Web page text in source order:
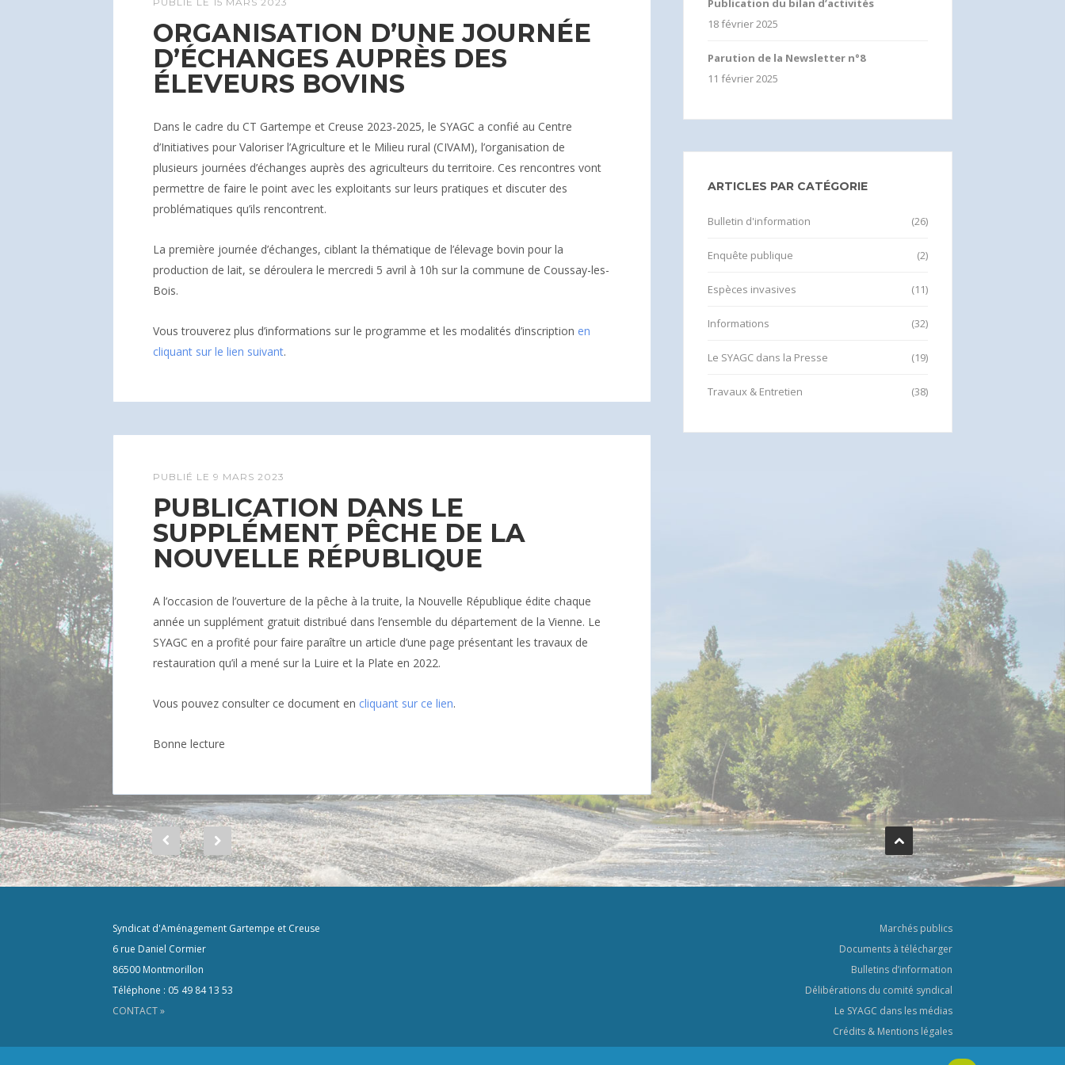
ORGANISATION D’UNE JOURNÉE
D’ÉCHANGES AUPRÈS DES
ÉLEVEURS BOVINS
Dans le cadre du CT Gartempe et Creuse 2023-2025, le SYAGC a confié au Centre
d’Initiatives pour Valoriser l’Agriculture et le Milieu rural (CIVAM), l’organisation de
plusieurs journées d’échanges auprès des agriculteurs du territoire. Ces rencontres vont
permettre de faire le point avec les exploitants sur leurs pratiques et discuter des
problématiques qu’ils rencontrent.
La première journée d’échanges, ciblant la thématique de l’élevage bovin pour la
production de lait, se déroulera le mercredi 5 avril à 10h sur la commune de Coussay-les-
Bois.
Vous trouverez plus d’informations sur le programme et les modalités d’inscription en
cliquant sur le lien suivant.
PUBLIÉ LE 9 MARS 2023
PUBLICATION DANS LE
SUPPLÉMENT PÊCHE DE LA
NOUVELLE RÉPUBLIQUE
A l’occasion de l’ouverture de la pêche à la truite, la Nouvelle République édite chaque
année un supplément gratuit distribué dans l’ensemble du département de la Vienne. Le
SYAGC en a profité pour faire paraître un article d’une page présentant les travaux de
restauration qu’il a mené sur la Luire et la Plate en 2022.
Vous pouvez consulter ce document en cliquant sur ce lien.
Bonne lecture
Publication du bilan d’activités
18 février 2025
Parution de la Newsletter n°8
11 février 2025
ARTICLES PAR CATÉGORIE
Bulletin d'information (26)
Enquête publique (2)
Espèces invasives (11)
Informations (32)
Le SYAGC dans la Presse (19)
Travaux & Entretien (38)
Syndicat d'Aménagement Gartempe et Creuse
6 rue Daniel Cormier
86500 Montmorillon
Téléphone : 05 49 84 13 53
CONTACT »
Marchés publics
Documents à télécharger
Bulletins d’information
Délibérations du comité syndical
Le SYAGC dans les médias
Crédits & Mentions légales